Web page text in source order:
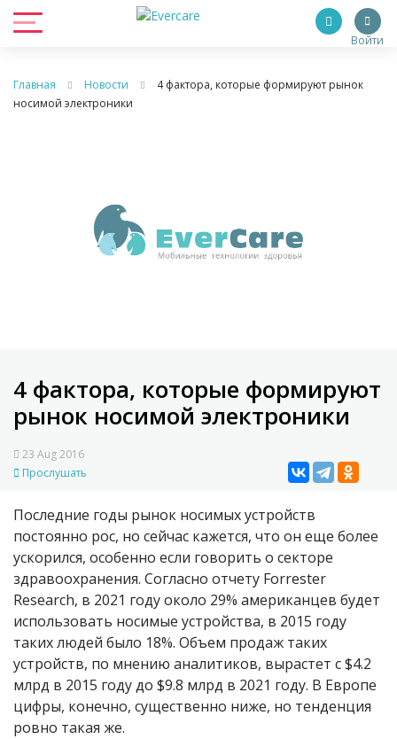
Войти
Главная Новости
4 фактора, которые формируют рынок
носимой электроники
4 фактора, которые формируют
рынок носимой электроники
23 Aug 2016
Прослушать
Последние годы рынок носимых устройств
постоянно рос, но сейчас кажется, что он еще более
ускорился, особенно если говорить о секторе
здравоохранения. Согласно отчету Forrester
Research, в 2021 году около 29% американцев будет
использовать носимые устройства, в 2015 году
таких людей было 18%. Объем продаж таких
устройств, по мнению аналитиков, вырастет c $4.2
млрд в 2015 году до $9.8 млрд в 2021 году. В Европе
цифры, конечно, существенно ниже, но тенденция
ровно такая же.